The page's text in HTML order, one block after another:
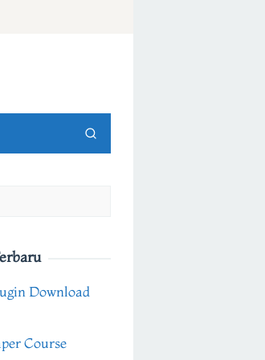
Download
Course